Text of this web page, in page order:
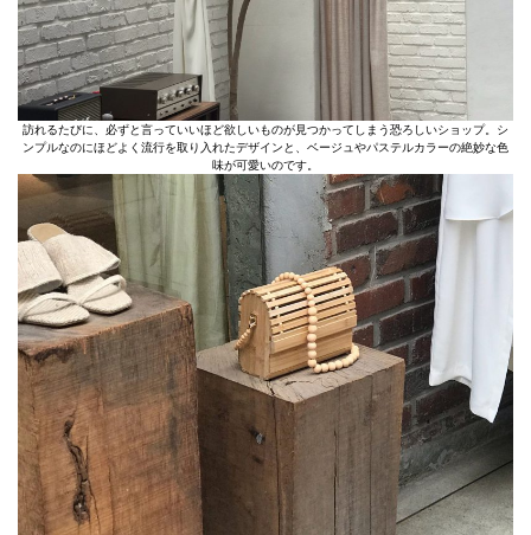
訪れるたびに、必ずと言っていいほど欲しいものが見つかってしまう恐ろしいショップ。シ
ンプルなのにほどよく流行を取り入れたデザインと、ベージュやパステルカラーの絶妙な色
味が可愛いのです。